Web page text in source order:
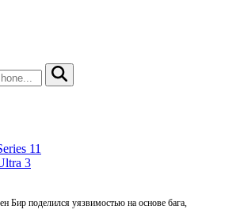
11
3
Бир поделился уязвимостью на основе бага,